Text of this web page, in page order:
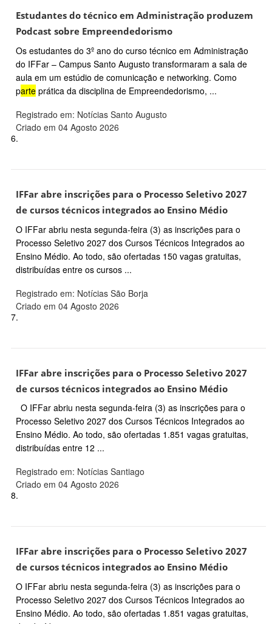
Estudantes do técnico em Administração produzem
Podcast sobre Empreendedorismo
Os estudantes do 3º ano do curso técnico em Administração
do IFFar – Campus Santo Augusto transformaram a sala de
aula em um estúdio de comunicação e networking. Como
parte prática da disciplina de Empreendedorismo, ...
Registrado em: Notícias Santo Augusto
Criado em 04 Agosto 2026
6.
IFFar abre inscrições para o Processo Seletivo 2027
de cursos técnicos integrados ao Ensino Médio
O IFFar abriu nesta segunda-feira (3) as inscrições para o
Processo Seletivo 2027 dos Cursos Técnicos Integrados ao
Ensino Médio. Ao todo, são ofertadas 150 vagas gratuitas,
distribuídas entre os cursos ...
Registrado em: Notícias São Borja
Criado em 04 Agosto 2026
7.
IFFar abre inscrições para o Processo Seletivo 2027
de cursos técnicos integrados ao Ensino Médio
O IFFar abriu nesta segunda-feira (3) as inscrições para o
Processo Seletivo 2027 dos Cursos Técnicos Integrados ao
Ensino Médio. Ao todo, são ofertadas 1.851 vagas gratuitas,
distribuídas entre 12 ...
Registrado em: Notícias Santiago
Criado em 04 Agosto 2026
8.
IFFar abre inscrições para o Processo Seletivo 2027
de cursos técnicos integrados ao Ensino Médio
O IFFar abriu nesta segunda-feira (3) as inscrições para o
Processo Seletivo 2027 dos Cursos Técnicos Integrados ao
Ensino Médio. Ao todo, são ofertadas 1.851 vagas gratuitas,